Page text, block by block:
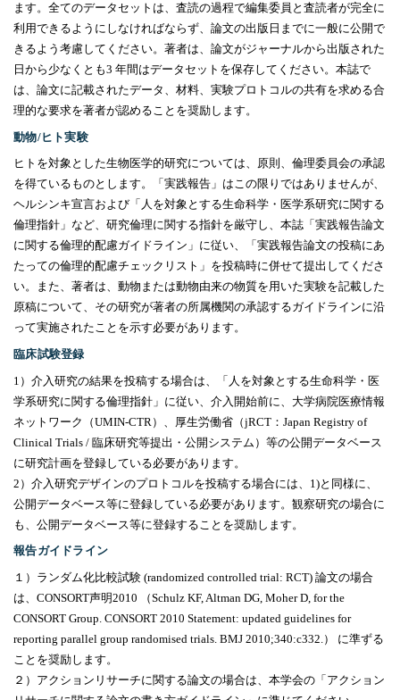
ます。全てのデータセットは、査読の過程で編集委員と査読者が完全に
利用できるようにしなければならず、論文の出版日までに一般に公開で
きるよう考慮してください。著者は、論文がジャーナルから出版された
日から少なくとも3 年間はデータセットを保存してください。本誌で
は、論文に記載されたデータ、材料、実験プロトコルの共有を求める合
理的な要求を著者が認めることを奨励します。
動物/ヒト実験
ヒトを対象とした生物医学的研究については、原則、倫理委員会の承認
を得ているものとします。「実践報告」はこの限りではありませんが、
ヘルシンキ宣言および「人を対象とする生命科学・医学系研究に関する
倫理指針」など、研究倫理に関する指針を厳守し、本誌「実践報告論文
に関する倫理的配慮ガイドライン」に従い、「実践報告論文の投稿にあ
たっての倫理的配慮チェックリスト」を投稿時に併せて提出してくださ
い。また、著者は、動物または動物由来の物質を用いた実験を記載した
原稿について、その研究が著者の所属機関の承認するガイドラインに沿
って実施されたことを示す必要があります。
臨床試験登録
1）介入研究の結果を投稿する場合は、「人を対象とする生命科学・医
学系研究に関する倫理指針」に従い、介入開始前に、大学病院医療情報
ネットワーク（UMIN-CTR ）、厚生労働省（jRCT ： Japan Registry of
Clinical Trials / 臨床研究等提出・公開システム）等の公開データベース
に研究計画を登録している必要があります。
2）介入研究デザインのプロトコルを投稿する場合には、 1)と同様に、
公開データベース等に登録している必要があります。観察研究の場合に
も、公開データベース等に登録することを奨励します。
報告ガイドライン
１）ランダム化比較試験 (randomized controlled trial: RCT) 論文の場合
は、 CONSORT声明2010 （Schulz KF, Altman DG, Moher D, for the
CONSORT Group. CONSORT 2010 Statement: updated guidelines for
reporting parallel group randomised trials. BMJ 2010;340:c332. ） に準ずる
ことを奨励します。
２）アクションリサーチに関する論文の場合は、本学会の「アクション